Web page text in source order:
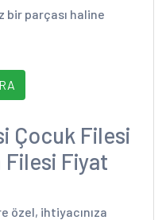
bir parçası haline
Çocuk Filesi
Filesi Fiyat
özel, ihtiyacınıza